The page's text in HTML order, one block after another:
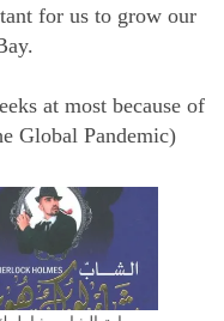
for us to grow our
at most because of
Global Pandemic)